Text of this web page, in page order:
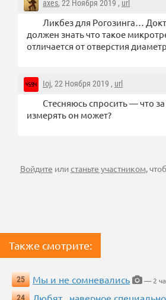
axes, 22 Ноября 2019 , url
Ликбез для Рогозинга…
должен знать что такое
отличается от отверстия
Ioj, 22 Ноября 2019 , url
Стесняюсь спросить — что
измерять он может?
Войдите илистаньте участником,
Также смотрите:
25 Мы и не сомневались
— 2
24